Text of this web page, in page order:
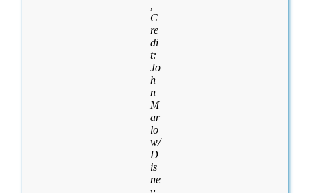
C
re
di
t:
Jo
h
n
M
ar
lo
w/
D
is
ne